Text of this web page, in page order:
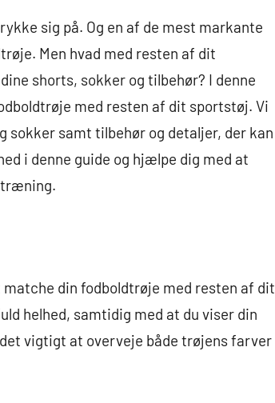
sig på. Og en af de mest markante
Men hvad med resten af dit
shorts, sokker og tilbehør? I denne
med resten af dit sportstøj. Vi
sokker samt tilbehør og detaljer, der kan
i denne guide og hjælpe dig med at
træning.
din fodboldtrøje med resten af dit
helhed, samtidig med at du viser din
vigtigt at overveje både trøjens farver